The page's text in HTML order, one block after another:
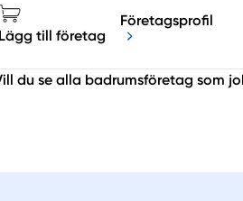
Lägg till företag
Företagsprofil
du se alla badrumsföretag som